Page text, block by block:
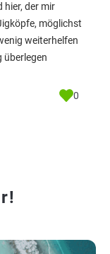
hier, der mir
möglichst
weiterhelfen
überlegen
0